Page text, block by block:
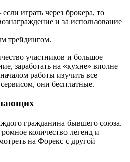
играть через брокера, то
и за использование
трейдингом.
участников и большое
заработать на «кухне» вполне
работы изучить все
они бесплатные.
гражданина бывшего союза.
количество легенд и
на Форекс с другой